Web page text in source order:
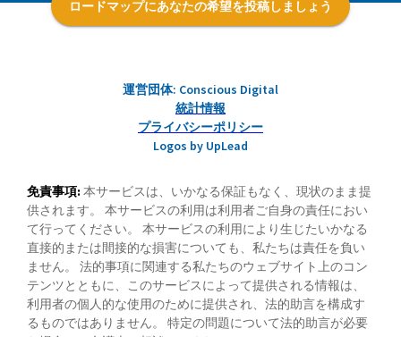
ロードマップにあなたの希望を投稿しましょう
運営団体: Conscious Digital
統計情報
プライバシーポリシー
Logos by UpLead
免責事項: 本サービスは、いかなる保証もなく、現状のまま提
供されます。 本サービスの利用は利用者ご自身の責任におい
て行ってください。 本サービスの利用により生じたいかなる
直接的または間接的な損害についても、私たちは責任を負い
ません。 法的事項に関連する私たちのウェブサイト上のコン
テンツとともに、このサービスによって提供される情報は、
利用者の個人的な使用のために提供され、法的助言を構成す
るものではありません。 特定の問題について法的助言が必要